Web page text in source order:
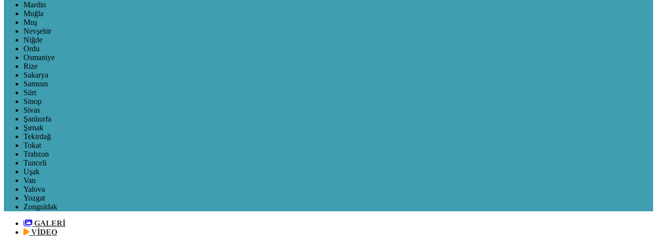
Mardin
Muğla
Muş
Nevşehir
Niğde
Ordu
Osmaniye
Rize
Sakarya
Samsun
Siirt
Sinop
Sivas
Şanlıurfa
Şırnak
Tekirdağ
Tokat
Trabzon
Tunceli
Uşak
Van
Yalova
Yozgat
Zonguldak
GALERİ
VİDEO